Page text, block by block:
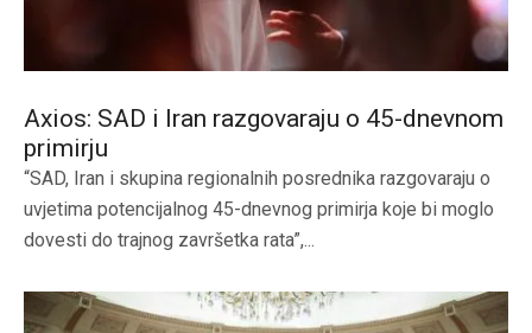
Axios: SAD i Iran razgovaraju o 45-dnevnom
primirju
“SAD, Iran i skupina regionalnih posrednika razgovaraju o
uvjetima potencijalnog 45-dnevnog primirja koje bi moglo
dovesti do trajnog završetka rata”,...